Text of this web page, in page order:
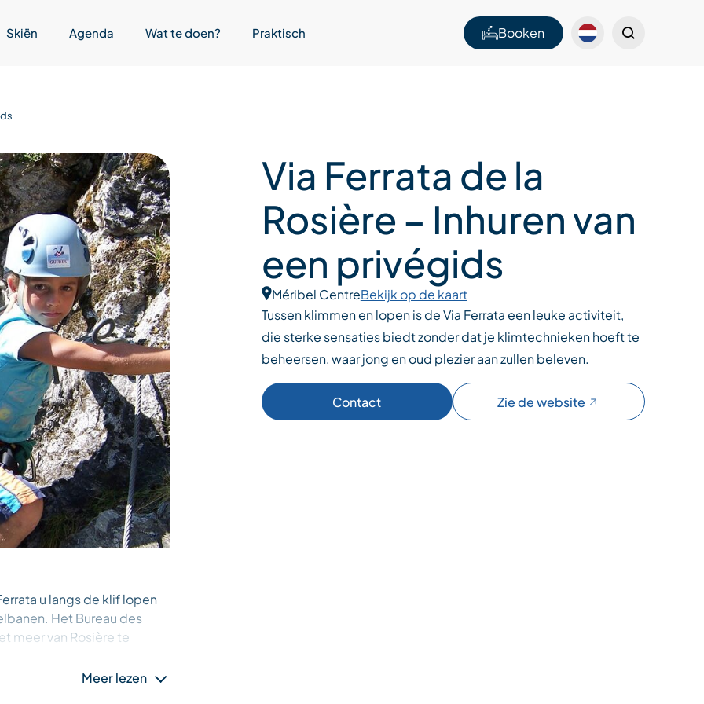
Skiën Agenda Wat te doen? Praktisch Booken
u langs de klif lopen
Het Bureau des
meer van Rosière te
advies van uw gids uw
Meer lezen
Via Ferrata de la
Rosière – Inhuren van
een privégids
Méribel CentreBekijk op de kaart
Tussen klimmen en lopen is de Via Ferrata een leuke activiteit,
die sterke sensaties biedt zonder dat je klimtechnieken hoeft te
beheersen, waar jong en oud plezier aan zullen beleven.
Contact Zie de website